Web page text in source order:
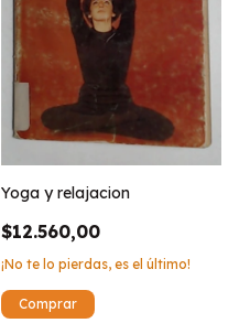
Yoga y relajacion
$12.560,00
¡No te lo pierdas, es el último!